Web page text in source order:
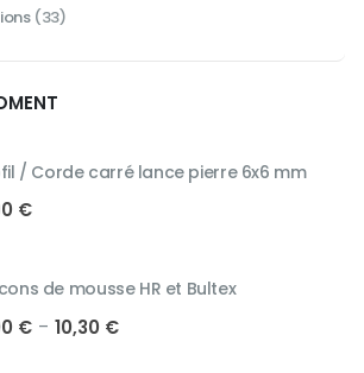
(33)
/ Corde carré lance pierre 6x6 mm
€
de mousse HR et Bultex
€ – 10,30 €Plage